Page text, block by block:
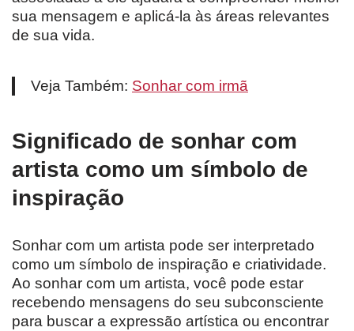
sua mensagem e aplicá-la às áreas relevantes
de sua vida.
Veja Também: Sonhar com irmã
Significado de sonhar com
artista como um símbolo de
inspiração
Sonhar com um artista pode ser interpretado
como um símbolo de inspiração e criatividade.
Ao sonhar com um artista, você pode estar
recebendo mensagens do seu subconsciente
para buscar a expressão artística ou encontrar